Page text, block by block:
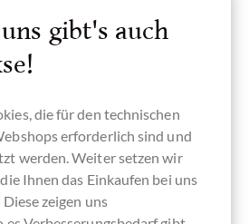
gibt's auch
die für den technischen
erforderlich sind und
werden. Weiter setzen wir
Ihnen das Einkaufen bei uns
zeigen uns